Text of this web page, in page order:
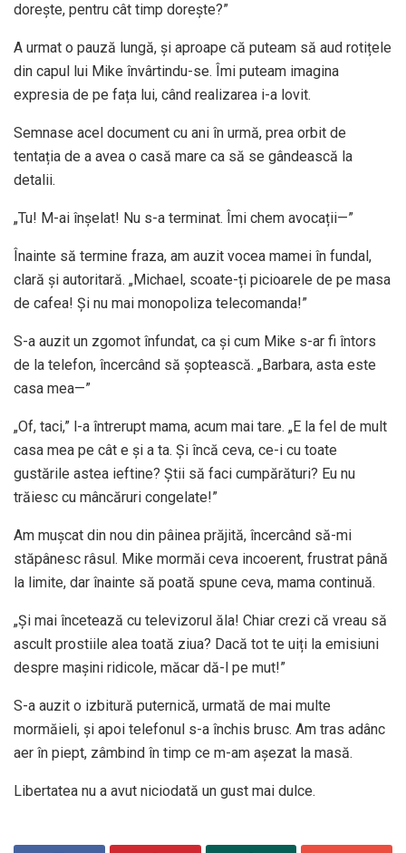
dorește, pentru cât timp dorește?”
A urmat o pauză lungă, și aproape că puteam să aud rotițele
din capul lui Mike învârtindu-se. Îmi puteam imagina
expresia de pe fața lui, când realizarea i-a lovit.
Semnase acel document cu ani în urmă, prea orbit de
tentația de a avea o casă mare ca să se gândească la
detalii.
„Tu! M-ai înșelat! Nu s-a terminat. Îmi chem avocații—”
Înainte să termine fraza, am auzit vocea mamei în fundal,
clară și autoritară. „Michael, scoate-ți picioarele de pe masa
de cafea! Și nu mai monopoliza telecomanda!”
S-a auzit un zgomot înfundat, ca și cum Mike s-ar fi întors
de la telefon, încercând să șoptească. „Barbara, asta este
casa mea—”
„Of, taci,” l-a întrerupt mama, acum mai tare. „E la fel de mult
casa mea pe cât e și a ta. Și încă ceva, ce-i cu toate
gustările astea ieftine? Știi să faci cumpărături? Eu nu
trăiesc cu mâncăruri congelate!”
Am mușcat din nou din pâinea prăjită, încercând să-mi
stăpânesc râsul. Mike mormăi ceva incoerent, frustrat până
la limite, dar înainte să poată spune ceva, mama continuă.
„Și mai încetează cu televizorul ăla! Chiar crezi că vreau să
ascult prostiile alea toată ziua? Dacă tot te uiți la emisiuni
despre mașini ridicole, măcar dă-l pe mut!”
S-a auzit o izbitură puternică, urmată de mai multe
mormăieli, și apoi telefonul s-a închis brusc. Am tras adânc
aer în piept, zâmbind în timp ce m-am așezat la masă.
Libertatea nu a avut niciodată un gust mai dulce.